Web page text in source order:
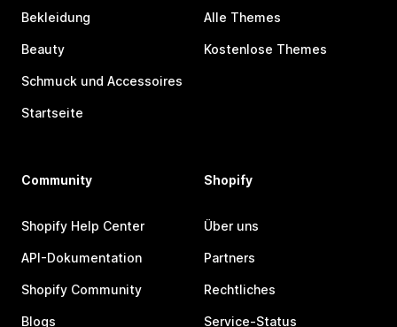
Bekleidung
Beauty
Schmuck und Accessoires
Startseite
Alle Themes
Kostenlose Themes
Community
Shopify Help Center
API-Dokumentation
Shopify Community
Blogs
Shopify
Über uns
Partners
Rechtliches
Service-Status